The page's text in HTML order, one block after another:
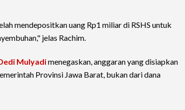
mendepositkan uang Rp1 miliar di RSHS untuk
jelas Rachim.
Mulyadimenegaskan, anggaran yang disiapkan
Provinsi Jawa Barat, bukan dari dana